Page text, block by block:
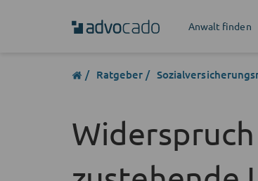
Anwalt finden
Ratgeber